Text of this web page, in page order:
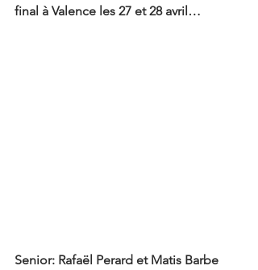
final à Valence les 27 et 28 avril…
Senior: Rafaël Perard et Matis Barbe